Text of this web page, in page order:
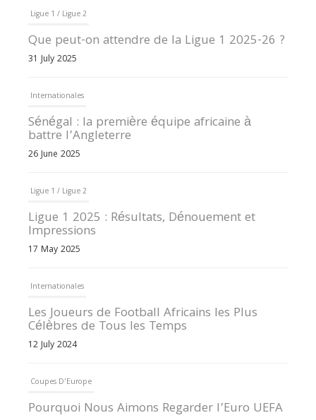
Ligue 1 / Ligue 2
Que peut-on attendre de la Ligue 1 2025-26 ?
31 July 2025
Internationales
Sénégal : la première équipe africaine à
battre l’Angleterre
26 June 2025
Ligue 1 / Ligue 2
Ligue 1 2025 : Résultats, Dénouement et
Impressions
17 May 2025
Internationales
Les Joueurs de Football Africains les Plus
Célèbres de Tous les Temps
12 July 2024
Coupes D'Europe
Pourquoi Nous Aimons Regarder l’Euro UEFA